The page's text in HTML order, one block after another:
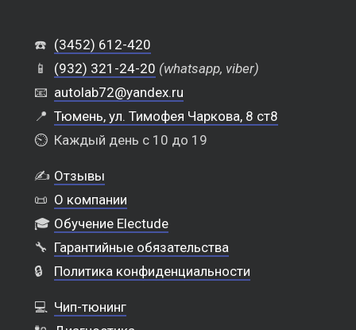
☎️ (3452) 612-420
📱
(932) 321-24-20 (whatsapp, viber)
📧 autolab72@yandex.ru
📍 Тюмень, ул. Тимофея Чаркова, 8 ст8
⏲️ Каждый день с 10 до 19
✍️ Отзывы
📜 О компании
🎓 Обучение Electude
🔧 Гарантийные обязательства
🔒
Политика конфиденциальности
💻 Чип-тюнинг